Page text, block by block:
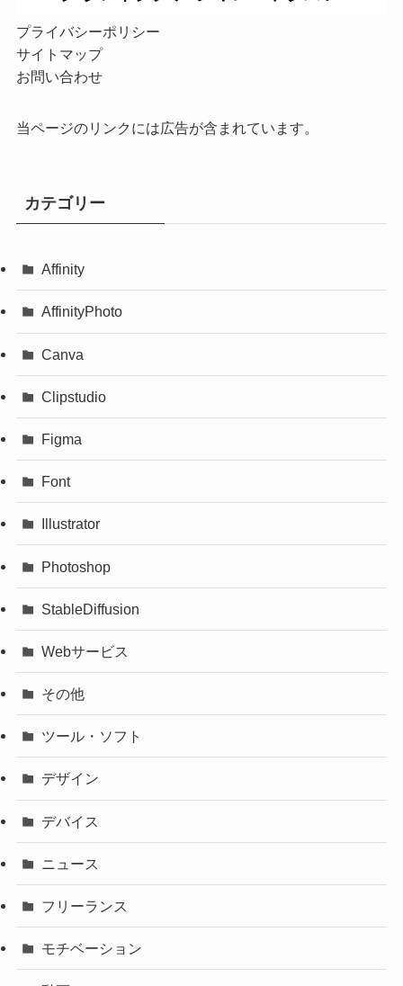
プライバシーポリシー
サイトマップ
お問い合わせ
当ページのリンクには広告が含まれています。
カテゴリー
Affinity
AffinityPhoto
Canva
Clipstudio
Figma
Font
Illustrator
Photoshop
StableDiffusion
Webサービス
その他
ツール・ソフト
デザイン
デバイス
ニュース
フリーランス
モチベーション